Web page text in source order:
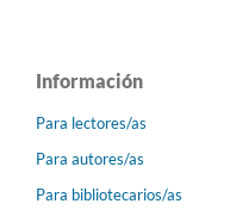
Información
Para lectores/as
Para autores/as
Para bibliotecarios/as